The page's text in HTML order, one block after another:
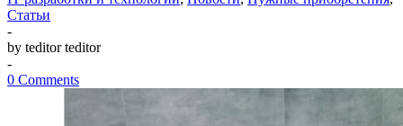
Статьи
-
by teditor teditor
-
0 Comments